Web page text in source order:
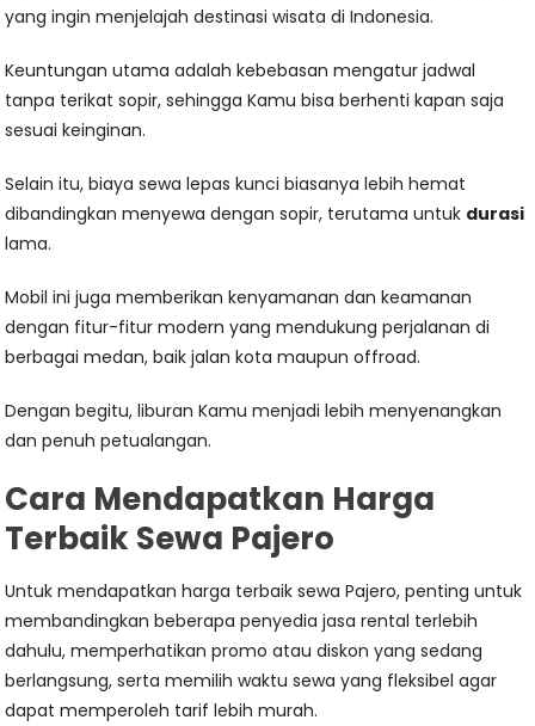
yang ingin menjelajah destinasi wisata di Indonesia.
Keuntungan utama adalah kebebasan mengatur jadwal
tanpa terikat sopir, sehingga Kamu bisa berhenti kapan saja
sesuai keinginan.
Selain itu, biaya sewa lepas kunci biasanya lebih hemat
dibandingkan menyewa dengan sopir, terutama untuk durasi
lama.
Mobil ini juga memberikan kenyamanan dan keamanan
dengan fitur-fitur modern yang mendukung perjalanan di
berbagai medan, baik jalan kota maupun offroad.
Dengan begitu, liburan Kamu menjadi lebih menyenangkan
dan penuh petualangan.
Cara Mendapatkan Harga
Terbaik Sewa Pajero
Untuk mendapatkan harga terbaik sewa Pajero, penting untuk
membandingkan beberapa penyedia jasa rental terlebih
dahulu, memperhatikan promo atau diskon yang sedang
berlangsung, serta memilih waktu sewa yang fleksibel agar
dapat memperoleh tarif lebih murah.